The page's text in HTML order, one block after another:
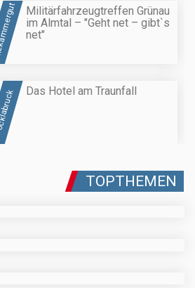
Militärfahrzeugtreffen Grünau
im Almtal – "Geht net – gibt`s
net"
Das Hotel am Traunfall
TOPTHEMEN